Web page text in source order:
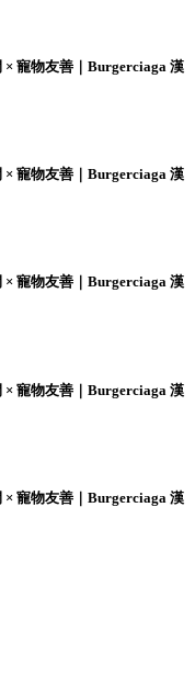
× 寵物友善｜Burgerciaga 漢
× 寵物友善｜Burgerciaga 漢
× 寵物友善｜Burgerciaga 漢
× 寵物友善｜Burgerciaga 漢
× 寵物友善｜Burgerciaga 漢